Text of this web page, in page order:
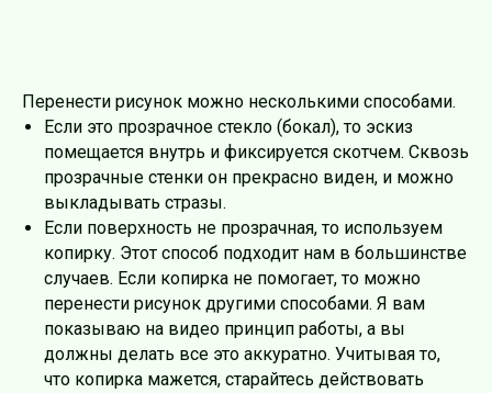
Перенести рисунок можно несколькими способами.
Если это прозрачное стекло (бокал), то эскиз
помещается внутрь и фиксируется скотчем. Сквозь
прозрачные стенки он прекрасно виден, и можно
выкладывать стразы.
Если поверхность не прозрачная, то используем
копирку. Этот способ подходит нам в большинстве
случаев. Если копирка не помогает, то можно
перенести рисунок другими способами. Я вам
показываю на видео принцип работы, а вы
должны делать все это аккуратно. Учитывая то,
что копирка мажется, старайтесь действовать